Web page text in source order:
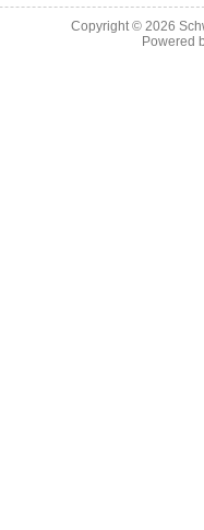
Copyright © 2026
Powered